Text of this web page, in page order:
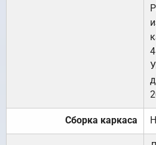
Сборка каркаса